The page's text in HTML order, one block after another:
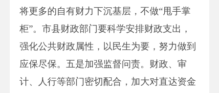
将更多的自有财力下沉基层，不做“甩手掌
柜”。市县财政部门要科学安排财政支出，
强化公共财政属性，以民生为要，努力做到
应保尽保。五是加强监督问责。财政、审
计、人行等部门密切配合，加大对直达资金